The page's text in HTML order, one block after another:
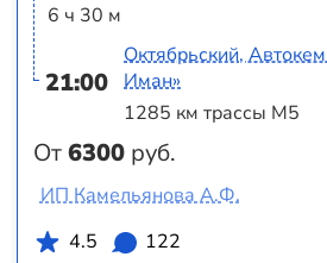
6 ч 30 м
21:00
От6300 руб.
Октябрьский,
Иман»
1285 км трассы М5
ИП Камельянова А.Ф.
4.5
122